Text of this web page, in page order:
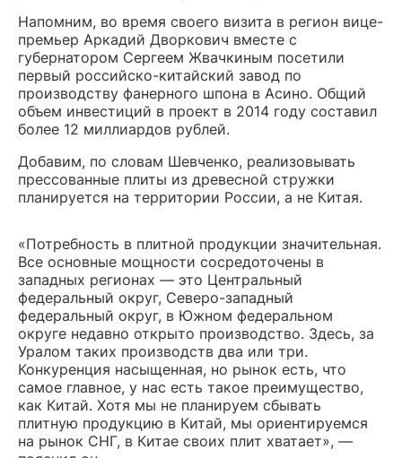
Напомним, во время своего визита в регион вице-
премьер Аркадий Дворкович вместе с
губернатором Сергеем Жвачкиным посетили
первый российско-китайский завод по
производству фанерного шпона в Асино. Общий
объем инвестиций в проект в 2014 году составил
более 12 миллиардов рублей.
Добавим, по словам Шевченко, реализовывать
прессованные плиты из древесной стружки
планируется на территории России, а не Китая.
«Потребность в плитной продукции значительная.
Все основные мощности сосредоточены в
западных регионах — это Центральный
федеральный округ, Северо-западный
федеральный округ, в Южном федеральном
округе недавно открыто производство. Здесь, за
Уралом таких производств два или три.
Конкуренция насыщенная, но рынок есть, что
самое главное, у нас есть такое преимущество,
как Китай. Хотя мы не планируем сбывать
плитную продукцию в Китай, мы ориентируемся
на рынок СНГ, в Китае своих плит хватает», —